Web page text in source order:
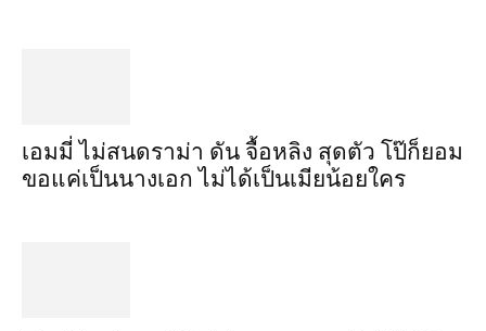
เอมมี่ ไม่สนดราม่า ดัน จื้อหลิง สุดตัว โป๊ก็ยอม
ขอแค่เป็นนางเอก ไม่ได้เป็นเมียน้อยใคร